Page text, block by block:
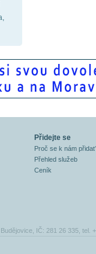
Přidejte se
Proč se k nám
Přehled služeb
Ceník
IČ: 281 26 335, tel.